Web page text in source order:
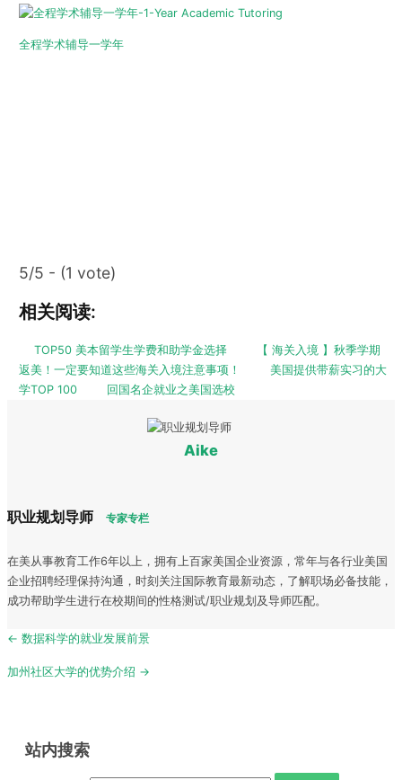
全程学术辅导一学年
5/5 - (1 vote)
相关阅读:
TOP50 美本留学生学费和助学金选择
【 海关入境 】秋季学期
返美！一定要知道这些海关入境注意事项！
美国提供带薪实习的大
学TOP 100
回国名企就业之美国选校
Aike
职业规划导师 专家专栏
在美从事教育工作6年以上，拥有上百家美国企业资源，常年与各行业美国
企业招聘经理保持沟通，时刻关注国际教育最新动态，了解职场必备技能，
成功帮助学生进行在校期间的性格测试/职业规划及导师匹配。
Post
← 数据科学的就业发展前景
加州社区大学的优势介绍 →
站内搜索